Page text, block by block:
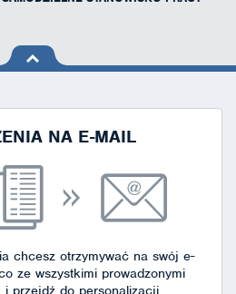
górę
NA E-MAIL
chcesz otrzymywać na swój e-
ze wszystkimi prowadzonymi
i przejdź do personalizacji.